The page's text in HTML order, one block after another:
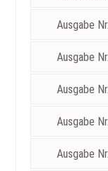
Ausgabe
Ausgabe
Ausgabe
Ausgabe
Ausgabe